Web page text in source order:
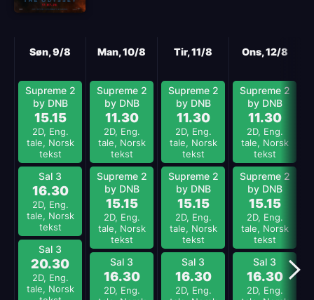
Søn, 9/8
Supreme 2
by DNB
15.15
2D, Eng.
tale, Norsk
tekst
Sal 3
16.30
2D, Eng.
tale, Norsk
tekst
Sal 3
20.30
2D, Eng.
tale, Norsk
Man, 10/8
Supreme 2
by DNB
11.30
2D, Eng.
tale, Norsk
tekst
Supreme 2
by DNB
15.15
2D, Eng.
tale, Norsk
tekst
Sal 3
16.30
2D, Eng.
Tir, 11/8
Supreme 2
by DNB
11.30
2D, Eng.
tale, Norsk
tekst
Supreme 2
by DNB
15.15
2D, Eng.
tale, Norsk
tekst
Sal 3
16.30
2D, Eng.
Ons, 12/8
Supreme 2
by DNB
11.30
2D, Eng.
tale, Norsk
tekst
Supreme 2
by DNB
15.15
2D, Eng.
tale, Norsk
tekst
Sal 3
16.30
2D, Eng.